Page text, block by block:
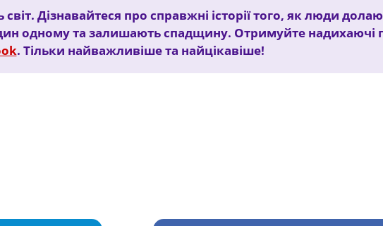
Дізнавайтеся про справжні історії того, як люди
одному та залишають спадщину. Отримуйте надихаючі
. Тільки найважливіше та найцікавіше!